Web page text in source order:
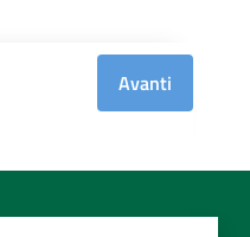
Avanti